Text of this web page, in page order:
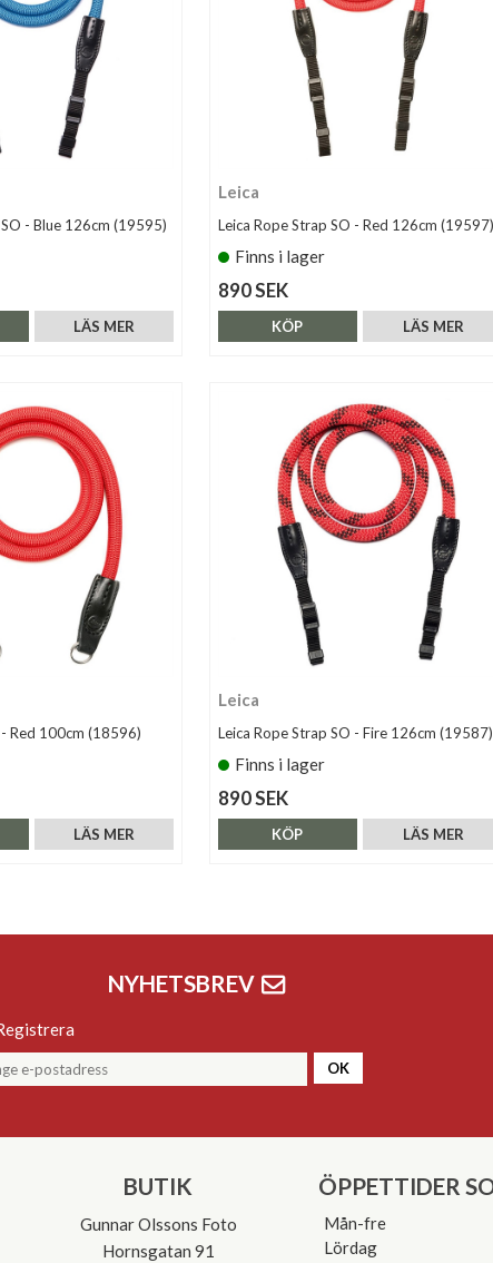
- Blue 126cm (19595)
LÄS MER
Leica
Leica Rope Strap SO - Red 126cm (19597)
Finns i lager
890 SEK
LÄS MER
KÖP
Red 100cm (18596)
LÄS MER
Leica
Leica Rope Strap SO - Fire 126cm (19587)
Finns i lager
890 SEK
LÄS MER
KÖP
NYHETSBREV
OK
BUTIK
Gunnar Olssons Foto
Hornsgatan 91
ÖPPETTIDER
Mån-fre
Lördag